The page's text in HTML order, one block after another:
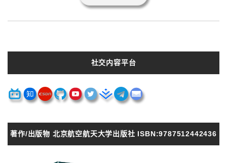
社交内容平台
著作/出版物 北京航空航天大学出版社 ISBN:9787512442436